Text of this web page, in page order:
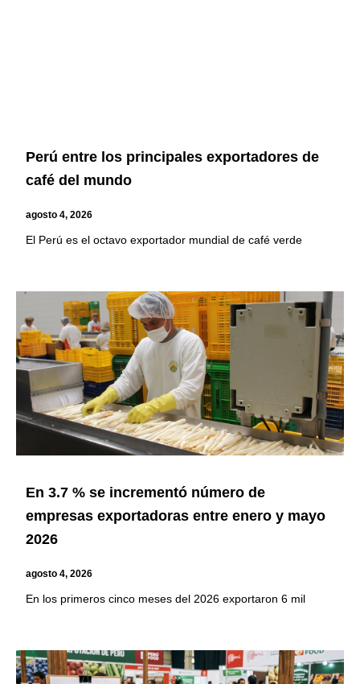
Perú entre los principales exportadores de
café del mundo
agosto 4, 2026
El Perú es el octavo exportador mundial de café verde
En 3.7 % se incrementó número de
empresas exportadoras entre enero y mayo
2026
agosto 4, 2026
En los primeros cinco meses del 2026 exportaron 6 mil